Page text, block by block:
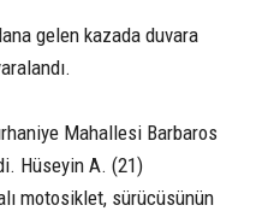
gelen kazada duvara
Mahallesi Barbaros
Hüseyin A. (21)
motosiklet, sürücüsünün